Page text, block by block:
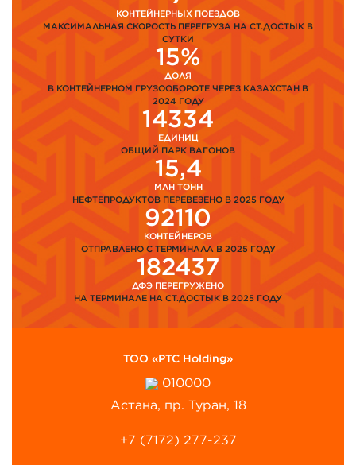
КОНТЕЙНЕРНЫХ ПОЕЗДОВ
МАКСИМАЛЬНАЯ СКОРОСТЬ ПЕРЕГРУЗА НА СТ.ДОСТЫК В
СУТКИ
15%
ДОЛЯ
В КОНТЕЙНЕРНОМ ГРУЗООБОРОТЕ ЧЕРЕЗ КАЗАХСТАН В
2024 ГОДУ
14334
ЕДИНИЦ
ОБЩИЙ ПАРК ВАГОНОВ
15,4
МЛН ТОНН
НЕФТЕПРОДУКТОВ ПЕРЕВЕЗЕНО В 2025 ГОДУ
92110
КОНТЕЙНЕРОВ
ОТПРАВЛЕНО С ТЕРМИНАЛА В 2025 ГОДУ
182437
ДФЭ ПЕРЕГРУЖЕНО
НА ТЕРМИНАЛЕ НА СТ.ДОСТЫК В 2025 ГОДУ
ТОО «PTC Holding»
010000
Астана, пр. Туран, 18
+7 (7172) 277-237